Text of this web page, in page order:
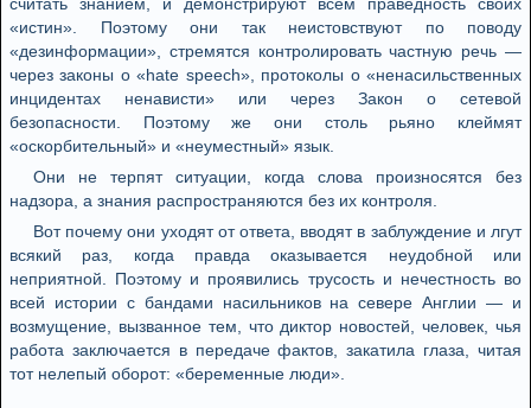
«истин». Поэтому они так неистовствуют по поводу
«дезинформации», стремятся контролировать частную речь —
через законы о «hate speech», протоколы о «ненасильственных
инцидентах ненависти» или через Закон о сетевой
безопасности. Поэтому же они столь рьяно клеймят
«оскорбительный» и «неуместный» язык.
Они не терпят ситуации, когда слова произносятся без
надзора, а знания распространяются без их контроля.
Вот почему они уходят от ответа, вводят в заблуждение и лгут
всякий раз, когда правда оказывается неудобной или
неприятной. Поэтому и проявились трусость и нечестность во
всей истории с бандами насильников на севере Англии — и
возмущение, вызванное тем, что диктор новостей, человек, чья
работа заключается в передаче фактов, закатила глаза, читая
тот нелепый оборот: «беременные люди».